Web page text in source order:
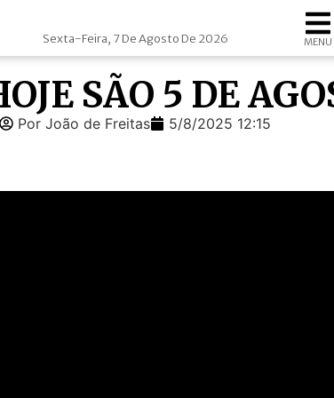
Sexta-Feira, 7 De Agosto De 2026 MENU
SÃO 5 DE
Por João de Freitas 5/8/2025 12:15